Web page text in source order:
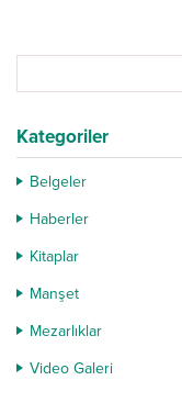
korulukları konumuna
Kategoriler
Belgeler
Haberler
Kitaplar
Manşet
Mezarlıklar
Video Galeri